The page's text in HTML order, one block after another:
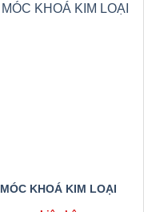
MÓC KHOÁ KIM LOẠI